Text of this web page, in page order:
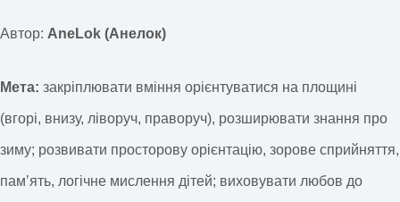
Автор: AneLok (Анелок)
Мета: закріплювати вміння орієнтуватися на площині
(вгорі, внизу, ліворуч, праворуч), розширювати знання про
зиму; розвивати просторову орієнтацію, зорове сприйняття,
пам’ять, логічне мислення дітей; виховувати любов до